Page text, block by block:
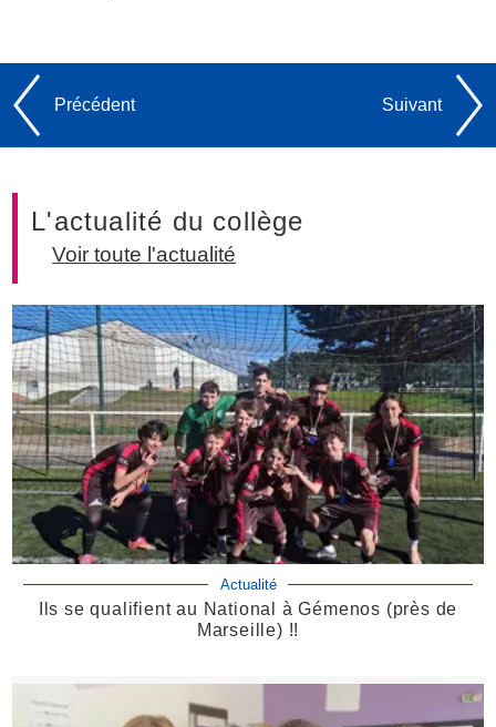
Précédent Suivant
L'actualité du collège
Voir toute l'actualité
Actualité
Ils se qualifient au National à Gémenos (près de
Marseille) !!